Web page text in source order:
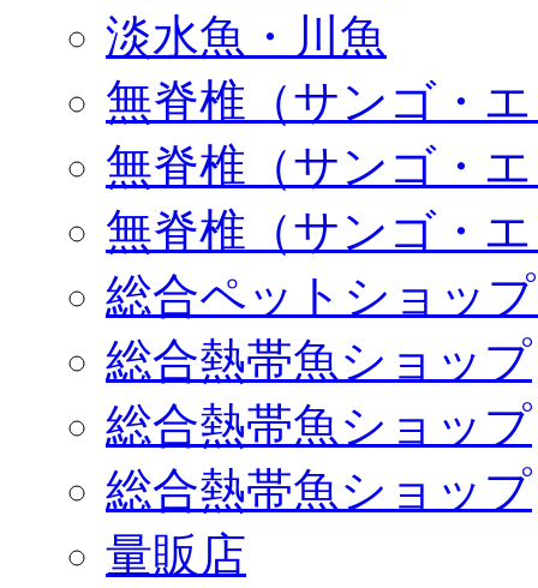
淡水魚・川魚
無脊椎（サンゴ・
無脊椎（サンゴ・
無脊椎（サンゴ・
総合ペットショッ
総合熱帯魚ショップ
総合熱帯魚ショップ
総合熱帯魚ショップ
量販店